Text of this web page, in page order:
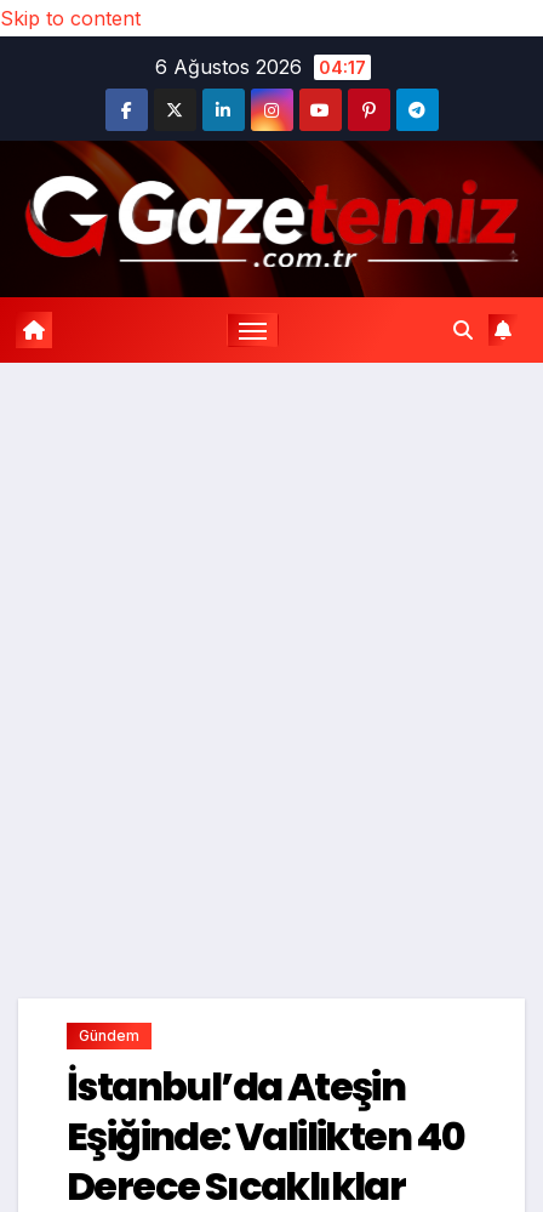
Skip to content
6 Ağustos 2026
04:17
Gündem
İstanbul’da Ateşin
Eşiğinde: Valilikten 40
Derece Sıcaklıklar